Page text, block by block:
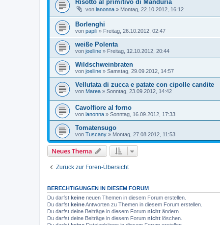
Risotto al primitivo di Manduria
von lanonna » Montag, 22.10.2012, 16:12
Borlenghi
von papili » Freitag, 26.10.2012, 02:47
weiße Polenta
von joelline » Freitag, 12.10.2012, 20:44
Wildschweinbraten
von joelline » Samstag, 29.09.2012, 14:57
Vellutata di zucca e patate con cipolle candite
von Marea » Sonntag, 23.09.2012, 14:42
Cavolfiore al forno
von lanonna » Sonntag, 16.09.2012, 17:33
Tomatensugo
von Tuscany » Montag, 27.08.2012, 11:53
Neues Thema
Zurück zur Foren-Übersicht
BERECHTIGUNGEN IN DIESEM FORUM
Du darfst keine neuen Themen in diesem Forum erstellen.
Du darfst keineAntworten zu Themen in diesem Forum erstellen.
Du darfst deine Beiträge in diesem Forum nicht ändern.
Du darfst deine Beiträge in diesem Forum nicht löschen.